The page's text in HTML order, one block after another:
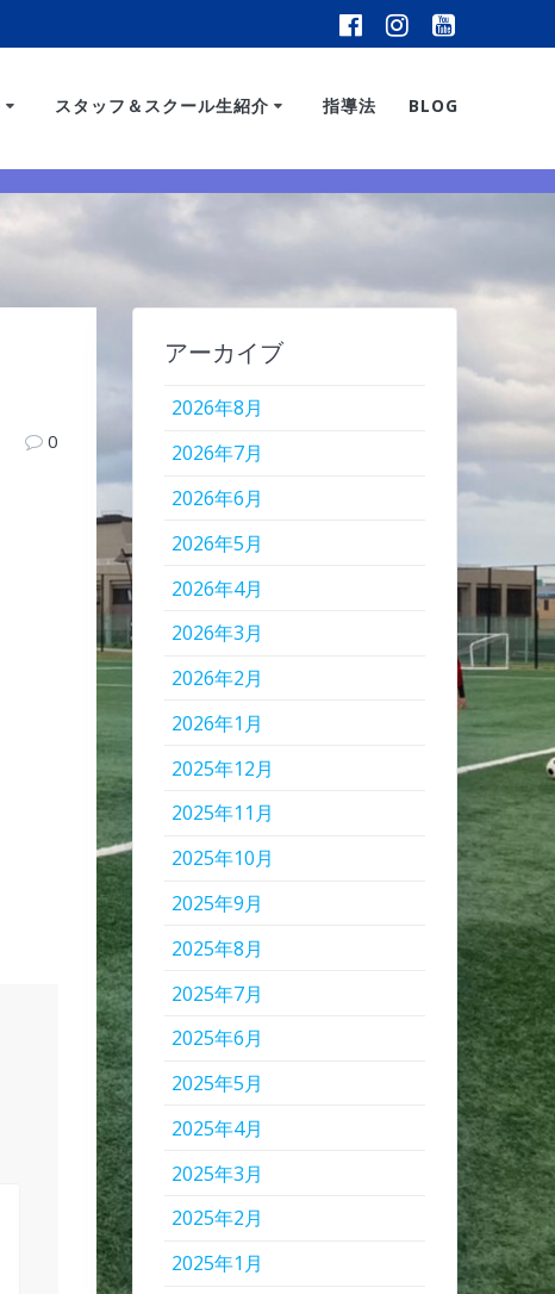
スタッフ＆スクール生紹介 指導法 BLOG
0
アーカイブ
2026年8月
2026年7月
2026年6月
2026年5月
2026年4月
2026年3月
2026年2月
2026年1月
2025年12月
2025年11月
2025年10月
2025年9月
2025年8月
2025年7月
2025年6月
2025年5月
2025年4月
2025年3月
2025年2月
2025年1月